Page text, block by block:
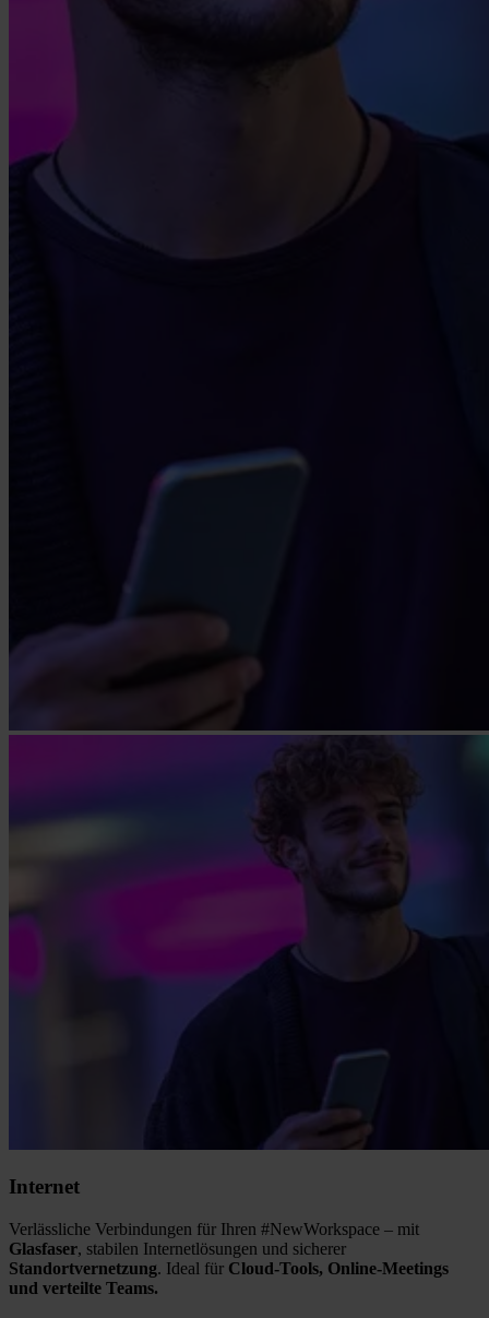
Internet
Verlässliche Verbindungen für Ihren #NewWorkspace – mit
Glasfaser, stabilen Internetlösungen und sicherer
Standortvernetzung. Ideal für Cloud-Tools, Online-Meetings
und verteilte Teams.